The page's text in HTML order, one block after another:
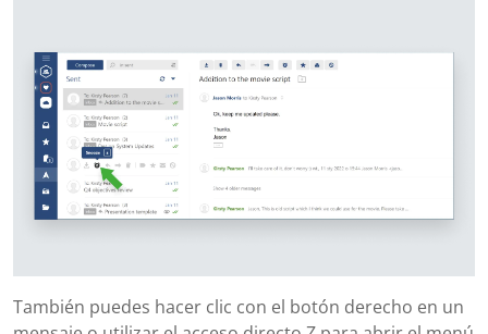
También puedes hacer clic con el botón derecho en un